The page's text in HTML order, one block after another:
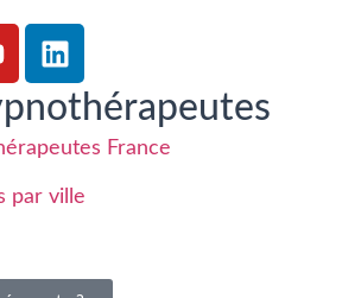
France
par ville